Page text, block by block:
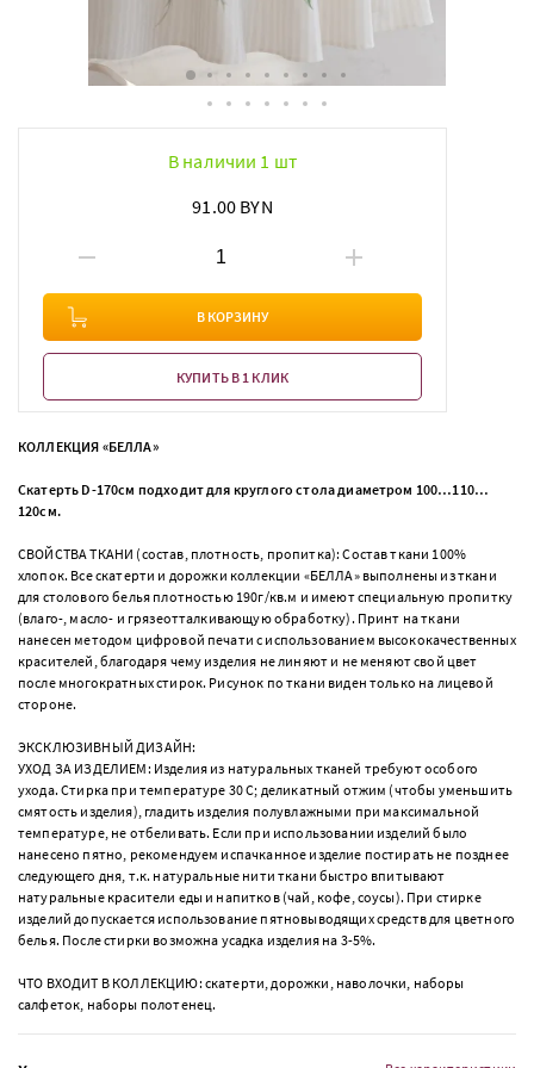
В наличии 1 шт
91.00 BYN
В КОРЗИНУ
КУПИТЬ В 1 КЛИК
КОЛЛЕКЦИЯ «БЕЛЛА»
Скатерть D-170см подходит для круглого стола диаметром 100…110…
120см.
СВОЙСТВА ТКАНИ (состав, плотность, пропитка): Состав ткани 100%
хлопок. Все скатерти и дорожки коллекции «БЕЛЛА» выполнены из ткани
для столового белья плотностью 190г/кв.м и имеют специальную пропитку
(влаго-, масло- и грязеотталкивающую обработку). Принт на ткани
нанесен методом цифровой печати с использованием высококачественных
красителей, благодаря чему изделия не линяют и не меняют свой цвет
после многократных стирок. Рисунок по ткани виден только на лицевой
стороне.
ЭКСКЛЮЗИВНЫЙ ДИЗАЙН:
УХОД ЗА ИЗДЕЛИЕМ: Изделия из натуральных тканей требуют особого
ухода. Стирка при температуре 30 С; деликатный отжим (чтобы уменьшить
смятость изделия), гладить изделия полувлажными при максимальной
температуре, не отбеливать. Если при использовании изделий было
нанесено пятно, рекомендуем испачканное изделие постирать не позднее
следующего дня, т.к. натуральные нити ткани быстро впитывают
натуральные красители еды и напитков (чай, кофе, соусы). При стирке
изделий допускается использование пятновыводящих средств для цветного
белья. После стирки возможна усадка изделия на 3-5%.
ЧТО ВХОДИТ В КОЛЛЕКЦИЮ: скатерти, дорожки, наволочки, наборы
салфеток, наборы полотенец.